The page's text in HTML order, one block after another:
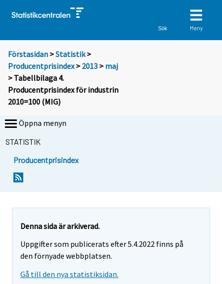
Sök Meny
Förstasidan >Statistik >
Producentprisindex> 2013 > maj
> Tabellbilaga 4.
Producentprisindex för industrin
2010=100 (MIG)
Öppna menyn
STATISTIK
Producentprisindex
Denna sida är arkiverad.
Uppgifter som publicerats efter 5.4.2022 finns på
den förnyade webbplatsen.
Gå till den nya statistiksidan.